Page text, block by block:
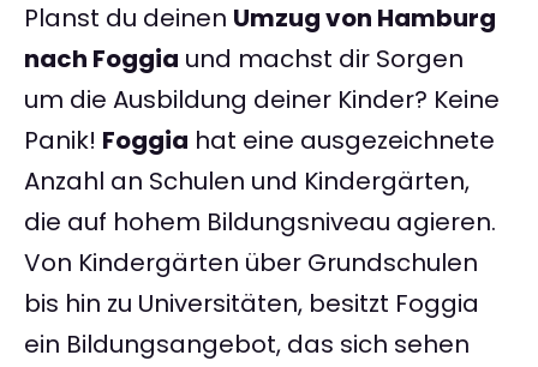
Planst du deinen Umzug von Hamburg
nach Foggia und machst dir Sorgen
um die Ausbildung deiner Kinder? Keine
Panik! Foggia hat eine ausgezeichnete
Anzahl an Schulen und Kindergärten,
die auf hohem Bildungsniveau agieren.
Von Kindergärten über Grundschulen
bis hin zu Universitäten, besitzt Foggia
ein Bildungsangebot, das sich sehen